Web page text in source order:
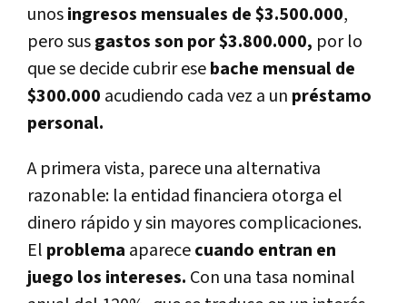
unosingresos mensuales de $3.500.000,
pero susgastos son por $3.800.000, por lo
que se decide cubrir esebache mensual de
$300.000 acudiendo cada vez a un préstamo
personal.
A primera vista, parece una alternativa
razonable: la entidad financiera otorga el
dinero rápido y sin mayores complicaciones.
El problema aparececuando entran en
juego los intereses. Con una tasa nominal